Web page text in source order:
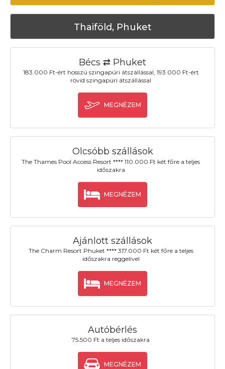
Thaiföld, Phuket
Bécs ⇄ Phuket
183.000 Ft-ért hosszú szingapúri átszállással, 193.000 Ft-ért
rövid szingapúri átszállással
MEGNÉZEM
Olcsóbb szállások
The Thames Pool Access Resort **** 110.000 Ft két főre a teljes
időszakra
MEGNÉZEM
Ajánlott szállások
The Charm Resort Phuket **** 317.000 Ft két főre a teljes
időszakra reggelivel
MEGNÉZEM
Autóbérlés
75.500 Ft a teljes időszakra
MEGNÉZEM